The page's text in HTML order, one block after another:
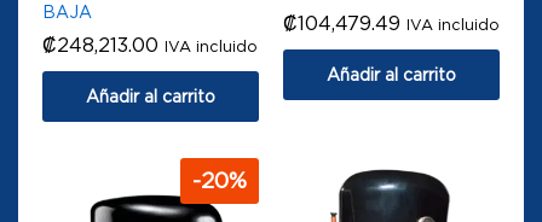
BAJA
₡248,213.00 IVA incluido
Añadir al carrito
₡104,479.49 IVA incluido
Añadir al carrito
-20%